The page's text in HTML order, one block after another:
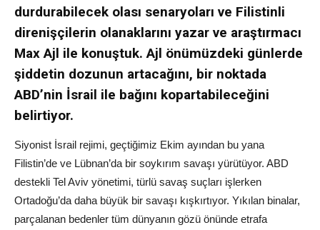
durdurabilecek olası senaryoları ve Filistinli
direnişçilerin olanaklarını yazar ve araştırmacı
Max Ajl ile konuştuk. Ajl önümüzdeki günlerde
şiddetin dozunun artacağını, bir noktada
ABD’nin İsrail ile bağını kopartabileceğini
belirtiyor.
Siyonist İsrail rejimi, geçtiğimiz Ekim ayından bu yana
Filistin’de ve Lübnan’da bir soykırım savaşı yürütüyor. ABD
destekli Tel Aviv yönetimi, türlü savaş suçları işlerken
Ortadoğu’da daha büyük bir savaşı kışkırtıyor. Yıkılan binalar,
parçalanan bedenler tüm dünyanın gözü önünde etrafa